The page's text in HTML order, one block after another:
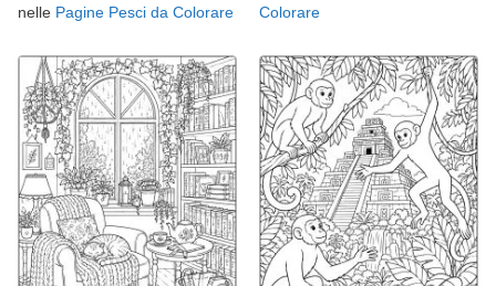
nelle Pagine Pesci da Colorare
Colorare